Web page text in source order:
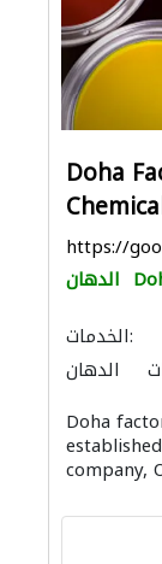
Doha
الدهان
الخدمات:
الدهان
Doha
company,